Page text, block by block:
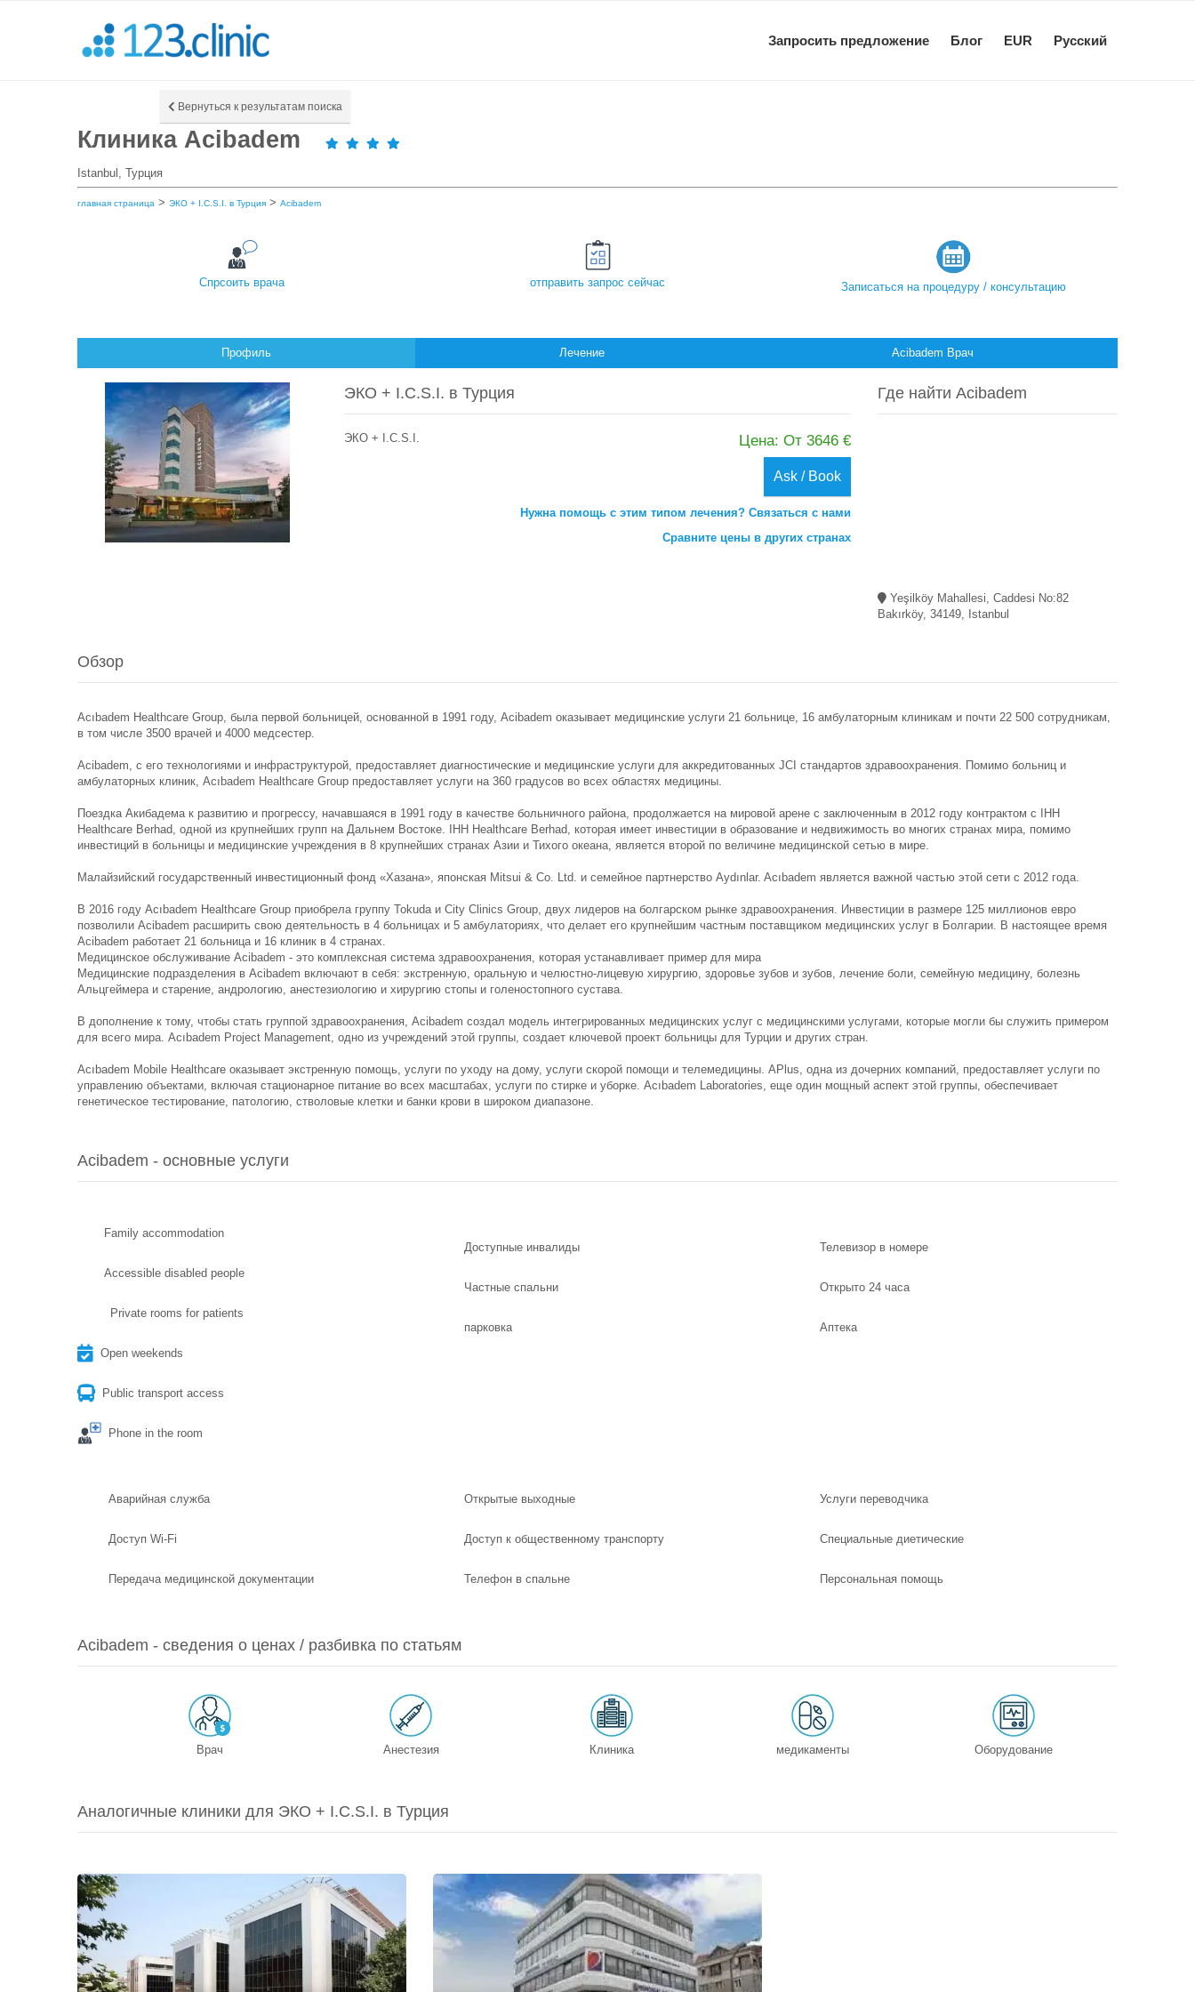
Запросить предложение Блог EUR Pусский
Вернуться к результатам поиска
Клиника Acibadem
Istanbul, Турция
главная страница > ЭКО + I.C.S.I. в Турция > Acibadem
Спрсоить врача отправить запрос сейчас Записаться на процедуру / консультацию
Профиль
ЭКО + I.C.S.I. в Турция
ЭКО + I.C.S.I. Цена: От 3646 €
Ask / Book
Нужна помощь с этим типом лечения? Связаться с нами
Сравните цены в других странах
Где найти Acibadem
Yeşilköy Mahallesi, Caddesi No:82
Bakırköy, 34149, Istanbul
Обзор
Acıbadem Healthcare Group, была первой больницей, основанной в 1991 году, Acibadem оказывает медицинские услуги 21 больнице, 16 амбулаторным клиникам и почти 22 500 сотрудникам,
в том числе 3500 врачей и 4000 медсестер.
Acibadem, с его технологиями и инфраструктурой, предоставляет диагностические и медицинские услуги для аккредитованных JCI стандартов здравоохранения. Помимо больниц и
амбулаторных клиник, Acıbadem Healthcare Group предоставляет услуги на 360 градусов во всех областях медицины.
Поездка Акибадема к развитию и прогрессу, начавшаяся в 1991 году в качестве больничного района, продолжается на мировой арене с заключенным в 2012 году контрактом с IHH
Healthcare Berhad, одной из крупнейших групп на Дальнем Востоке. IHH Healthcare Berhad, которая имеет инвестиции в образование и недвижимость во многих странах мира, помимо
инвестиций в больницы и медицинские учреждения в 8 крупнейших странах Азии и Тихого океана, является второй по величине медицинской сетью в мире.
Малайзийский государственный инвестиционный фонд «Хазана», японская Mitsui & Co. Ltd. и семейное партнерство Aydınlar. Acıbadem является важной частью этой сети с 2012 года.
В 2016 году Acıbadem Healthcare Group приобрела группу Tokuda и City Clinics Group, двух лидеров на болгарском рынке здравоохранения. Инвестиции в размере 125 миллионов евро
позволили Acibadem расширить свою деятельность в 4 больницах и 5 амбулаториях, что делает его крупнейшим частным поставщиком медицинских услуг в Болгарии. В настоящее время
Acibadem работает 21 больница и 16 клиник в 4 странах.
Медицинское обслуживание Acibadem - это комплексная система здравоохранения, которая устанавливает пример для мира
Медицинские подразделения в Acibadem включают в себя: экстренную, оральную и челюстно-лицевую хирургию, здоровье зубов и зубов, лечение боли, семейную медицину, болезнь
Альцгеймера и старение, андрологию, анестезиологию и хирургию стопы и голеностопного сустава.
В дополнение к тому, чтобы стать группой здравоохранения, Acibadem создал модель интегрированных медицинских услуг с медицинскими услугами, которые могли бы служить примером
для всего мира. Acıbadem Project Management, одно из учреждений этой группы, создает ключевой проект больницы для Турции и других стран.
Acıbadem Mobile Healthcare оказывает экстренную помощь, услуги по уходу на дому, услуги скорой помощи и телемедицины. APlus, одна из дочерних компаний, предоставляет услуги по
управлению объектами, включая стационарное питание во всех масштабах, услуги по стирке и уборке. Acıbadem Laboratories, еще один мощный аспект этой группы, обеспечивает
генетическое тестирование, патологию, стволовые клетки и банки крови в широком диапазоне.
Acibadem - основные услуги
Family accommodation
Accessible disabled people
Private rooms for patients
Open weekends
Public transport access
Phone in the room
Доступные инвалиды
Частные спальни
парковка
Телевизор в номере
Открыто 24 часа
Aптека
Аварийная служба
Доступ Wi-Fi
Передача медицинской документации
Открытые выходные
Доступ к общественному транспорту
Телефон в спальне
Услуги переводчика
Специальные диетические
Персональная помощь
Acibadem - сведения о ценах / разбивка по статьям
Врач Анестезия Клиника медикаменты Оборудование
Лечение Acibadem Врач
Аналогичные клиники для ЭКО + I.C.S.I. в Турция